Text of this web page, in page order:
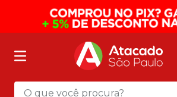
O que você procura?